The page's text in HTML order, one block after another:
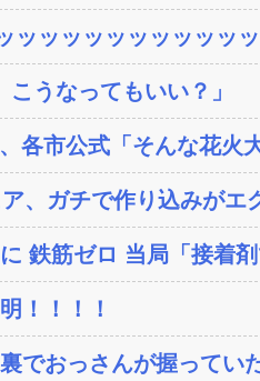
ッッッッッッッッッッッ
うなってもいい？」
各市公式「そんな花火
、ガチで作り込みがエ
鉄筋ゼロ 当局「接着剤
！！！！
でおっさんが握ってい